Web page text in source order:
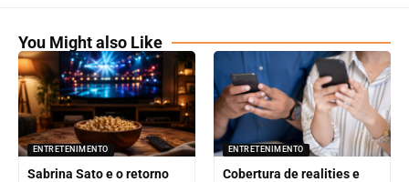
You Might also Like
ENTRETENIMENTO
Sabrina Sato e o retorno
ENTRETENIMENTO
Cobertura de realities e